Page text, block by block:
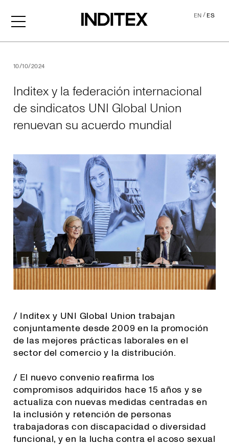
EN/ES
10/10/2024
Inditex y la federación internacional
de sindicatos UNI Global Union
renuevan su acuerdo mundial
/ Inditex y UNI Global Union trabajan
conjuntamente desde 2009 en la promoción
de las mejores prácticas laborales en el
sector del comercio y la distribución.
/ El nuevo convenio reafirma los
compromisos adquiridos hace 15 años y se
actualiza con nuevas medidas centradas en
la inclusión y retención de personas
trabajadoras con discapacidad o diversidad
funcional, y en la lucha contra el acoso sexual